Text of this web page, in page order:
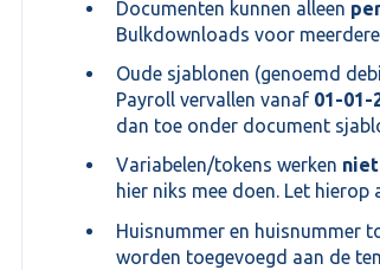
Documenten kunnen alleen
Bulkdownloads voor
Oude sjablonen (genoemd
Payroll vervallen vanaf 01-01-
dan toe onder document
Variabelen/tokens werken niet
hier niks mee doen. Let hierop
Huisnummer en huisnummer
worden toegevoegd aan de